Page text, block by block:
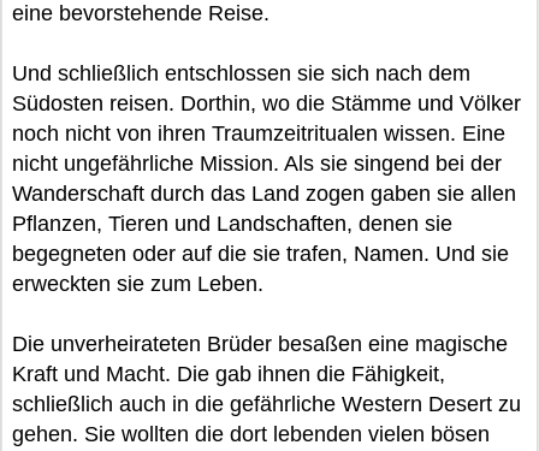
eine bevorstehende Reise.
Und schließlich entschlossen sie sich nach dem
Südosten reisen. Dorthin, wo die Stämme und Völker
noch nicht von ihren Traumzeitritualen wissen. Eine
nicht ungefährliche Mission. Als sie singend bei der
Wanderschaft durch das Land zogen gaben sie allen
Pflanzen, Tieren und Landschaften, denen sie
begegneten oder auf die sie trafen, Namen. Und sie
erweckten sie zum Leben.
Die unverheirateten Brüder besaßen eine magische
Kraft und Macht. Die gab ihnen die Fähigkeit,
schließlich auch in die gefährliche Western Desert zu
gehen. Sie wollten die dort lebenden vielen bösen